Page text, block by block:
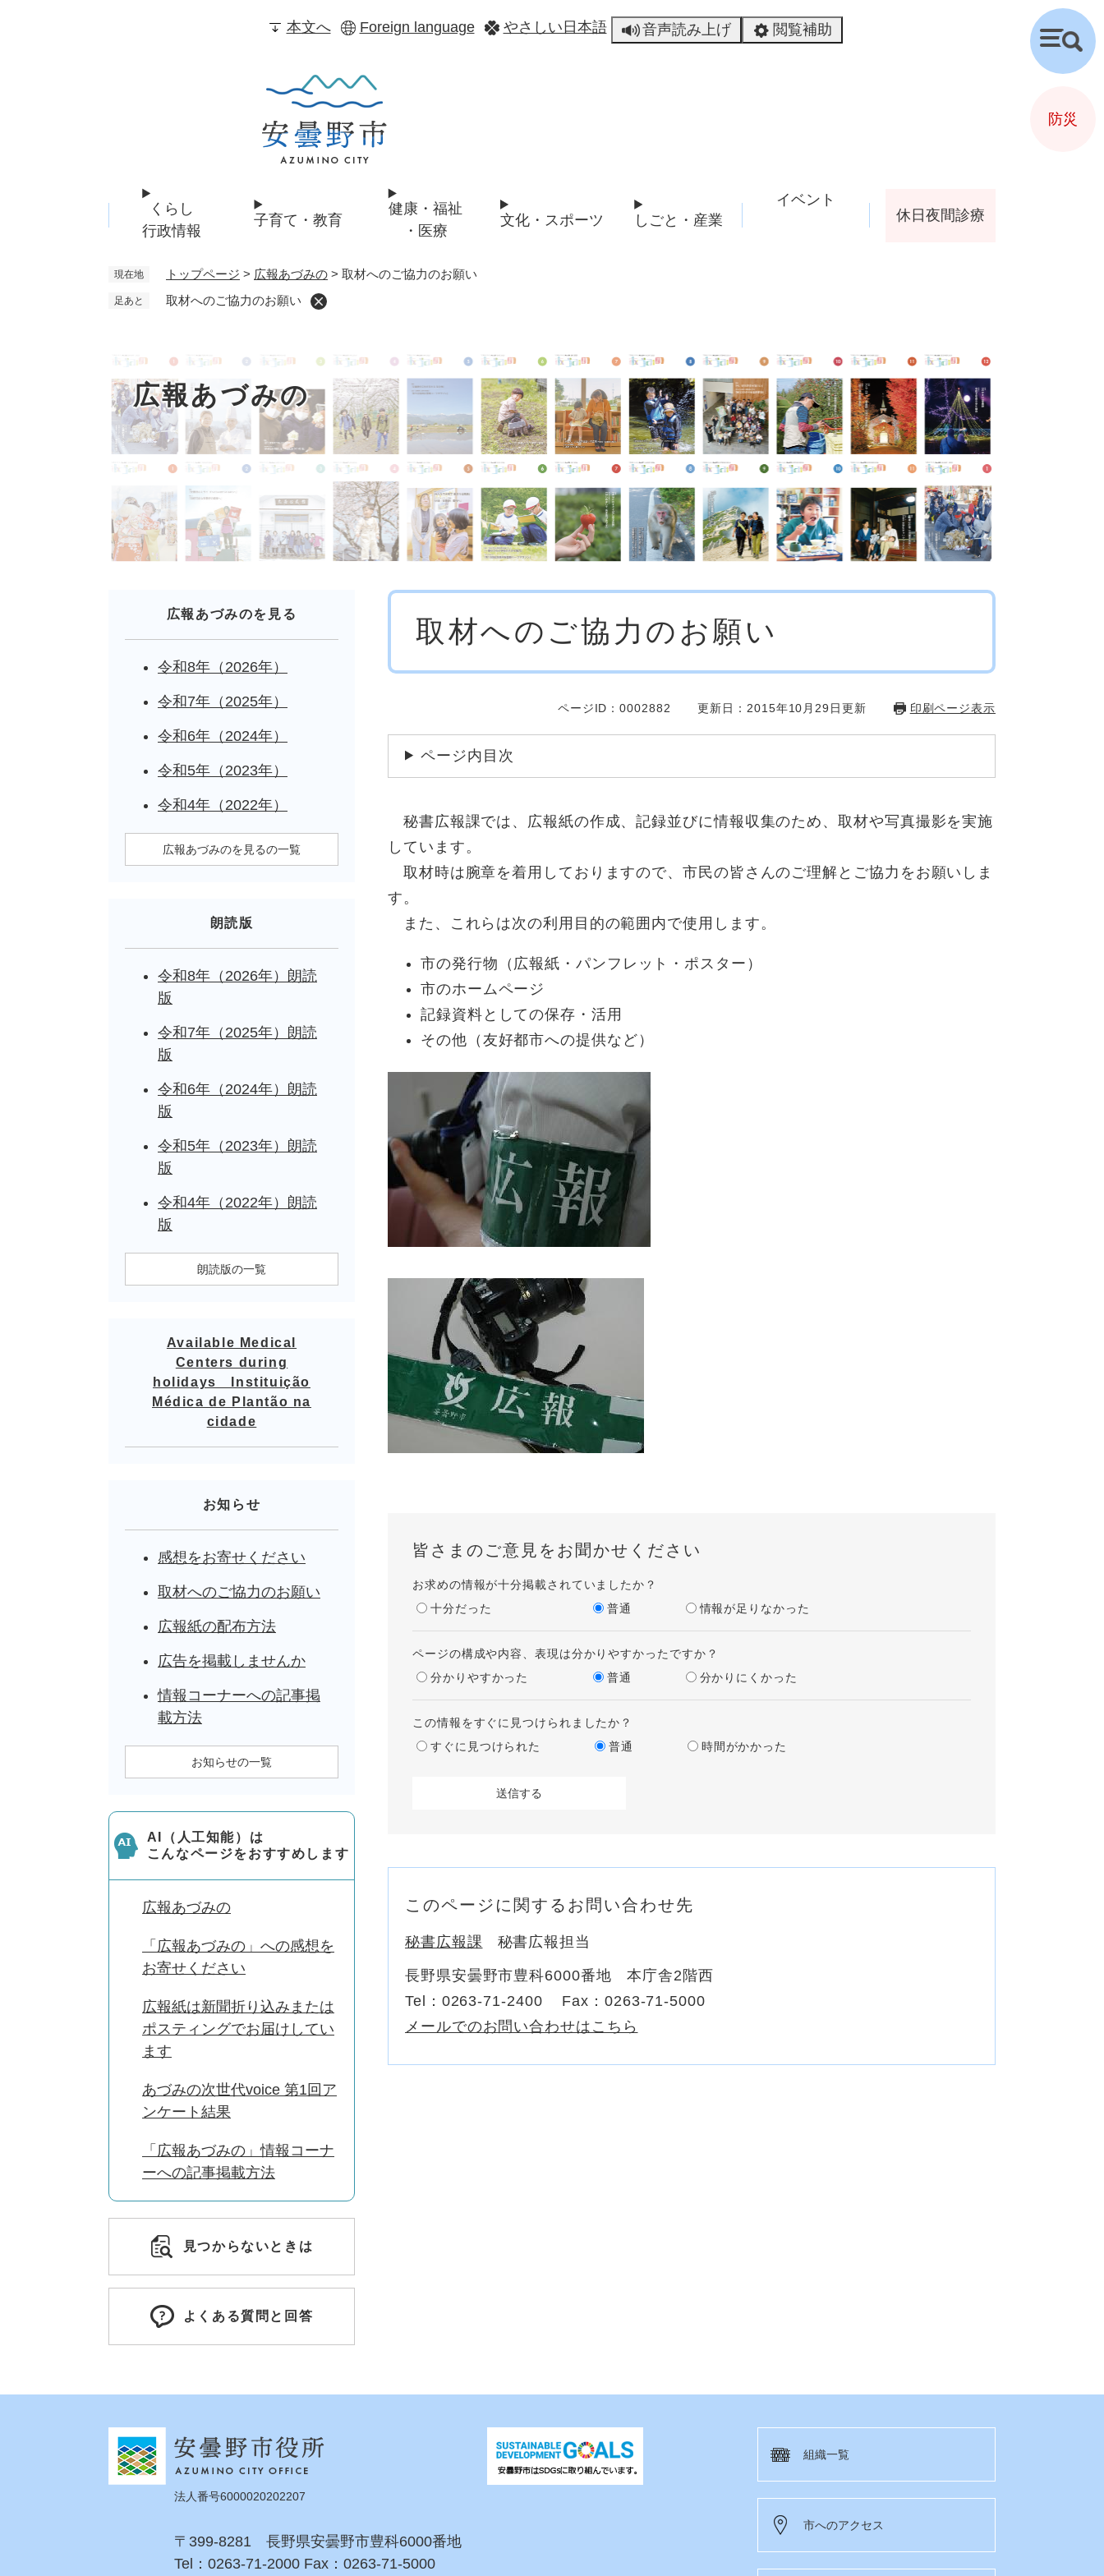
本文へ Foreign language やさしい日本語 音声読み上げ 閲覧補助
くらし
行政情報
子育て・教育
健康・福祉
・医療
文化・スポーツ しごと・産業
イベント
休日夜間診療
現在地 トップページ > 広報あづみの > 取材へのご協力のお願い
足あと 取材へのご協力のお願い
広報あづみの
本
取材へのご協力のお願い
ページID：0002882 更新日：2015年10月29日更新 印刷ページ表示
ページ内目次
秘書広報課では、広報紙の作成、記録並びに情報収集のため、取材や写真撮影を実施
しています。
取材時は腕章を着用しておりますので、市民の皆さんのご理解とご協力をお願いしま
す。
また、これらは次の利用目的の範囲内で使用します。
市の発行物（広報紙・パンフレット・ポスター）
市のホームページ
記録資料としての保存・活用
その他（友好都市への提供など）
皆さまのご意見をお聞かせください
お求めの情報が十分掲載されていましたか？
十分だった
普通 情報が足りなかった
ページの構成や内容、表現は分かりやすかったですか？
分かりやすかった
普通 分かりにくかった
この情報をすぐに見つけられましたか？
すぐに見つけられた
普通 時間がかかった
このページに関するお問い合わせ先
秘書広報課 秘書広報担当
長野県安曇野市豊科6000番地 本庁舎2階西
Tel：0263-71-2400
Fax：0263-71-5000
メールでのお問い合わせはこちら
広報あづみのを見る
令和8年（2026年）
令和7年（2025年）
令和6年（2024年）
令和5年（2023年）
令和4年（2022年）
広報あづみのを見るの一覧
朗読版
令和8年（2026年）朗読
版
令和7年（2025年）朗読
版
令和6年（2024年）朗読
版
令和5年（2023年）朗読
版
令和4年（2022年）朗読
版
朗読版の一覧
Available Medical
Centers during
holidays Instituição
Médica de Plantão na
cidade
お知らせ
感想をお寄せください
取材へのご協力のお願い
広報紙の配布方法
広告を掲載しませんか
情報コーナーへの記事掲
載方法
お知らせの一覧
AI（人工知能）は
こんなページをおすすめします
広報あづみの
「広報あづみの」への感想を
お寄せください
広報紙は新聞折り込みまたは
ポスティングでお届けしてい
ます
あづみの次世代voice 第1回ア
ンケート結果
「広報あづみの」情報コーナ
ーへの記事掲載方法
見つからないときは
よくある質問と回答
検
索
防災
法人番号6000020202207
〒399-8281 長野県安曇野市豊科6000番地
Tel：0263-71-2000 Fax：0263-71-5000
組織一覧
市へのアクセス